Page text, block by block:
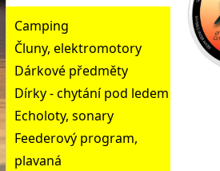
Camping
Čluny, elektromotory
Dárkové předměty
Dírky - chytání pod ledem
Echoloty, sonary
Feederový program,
plavaná